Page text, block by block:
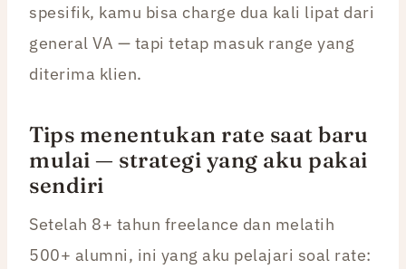
spesifik, kamu bisa charge dua kali lipat dari
general VA — tapi tetap masuk range yang
diterima klien.
Tips menentukan rate saat baru
mulai — strategi yang aku pakai
sendiri
Setelah 8+ tahun freelance dan melatih
500+ alumni, ini yang aku pelajari soal rate: